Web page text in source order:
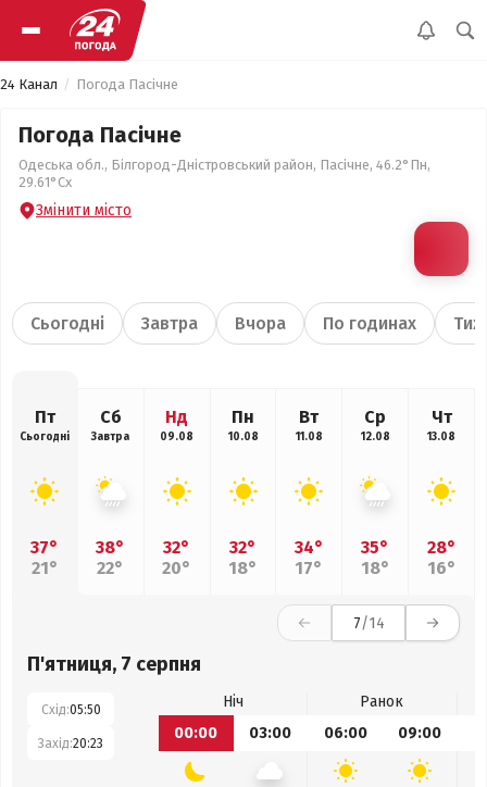
24 Канал Погода Пасічне
Погода Пасічне
Одеська обл., Білгород-Дністровський район, Пасічне, 46.2°Пн,
29.61°Сх
Змінити місто
Сьогодні Завтра Вчора По годинах
Пт
Сьогодні
37°
21°
Сб
Завтра
38°
22°
Нд
09.08
32°
20°
Пн
10.08
32°
18°
Вт
11.08
34°
17°
Ср
12.08
35°
18°
Чт
13.08
28°
16°
7/14
П'ятниця, 7 серпня
Схід:05:50
Захід:20:23
Ніч
Ранок
00:00
03:00 06:00 09:00